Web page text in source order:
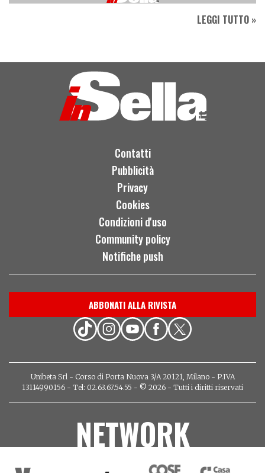
LEGGI TUTTO »
Contatti
Pubblicità
Privacy
Cookies
Condizioni d'uso
Community policy
Notifiche push
ABBONATI ALLA RIVISTA
Unibeta Srl - Corso di Porta Nuova 3/A 20121, Milano - P.IVA
13114990156 - Tel: 02.63.67.54.55 - © 2026 - Tutti i diritti riservati
NETWORK